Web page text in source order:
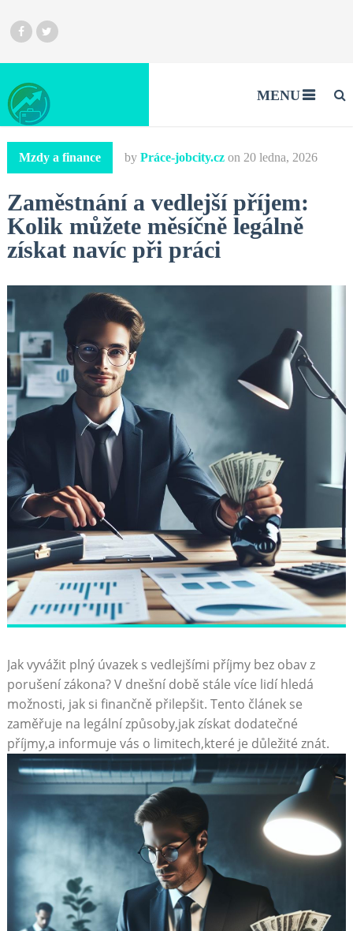
MENU
Mzdy a finance by Práce-jobcity.cz on 20 ledna, 2026
Zaměstnání a vedlejší příjem:
Kolik můžete měsíčně legálně
získat navíc při práci
Jak vyvážit plný úvazek s vedlejšími příjmy bez‌ obav z
porušení zákona? V ‍dnešní⁤ době stále více⁣ lidí hledá
možnosti, jak si⁣ finančně ⁤přilepšit. Tento článek​ se⁢
zaměřuje na ⁣legální⁤ způsoby,jak získat dodatečné
příjmy,a informuje vás ​o limitech,které je důležité znát.